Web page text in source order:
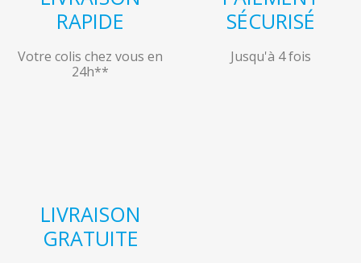
RAPIDE
Votre colis chez vous en
24h**
SÉCURISÉ
Jusqu'à 4 fois
LIVRAISON
GRATUITE